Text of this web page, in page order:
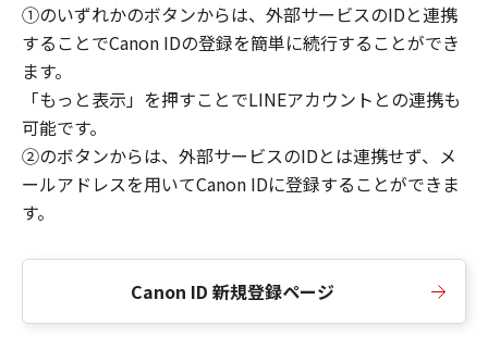
①のいずれかのボタンからは、外部サービスのIDと連携
することでCanon IDの登録を簡単に続行することができ
ます。
「もっと表示」を押すことでLINEアカウントとの連携も
可能です。
②のボタンからは、外部サービスのIDとは連携せず、メ
ールアドレスを用いてCanon IDに登録することができま
す。
Canon ID 新規登録ページ